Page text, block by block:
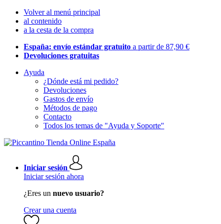
Volver al menú principal
al contenido
a la cesta de la compra
España: envío estándar gratuito a partir de 87,90 €
Devoluciones gratuitas
Ayuda
¿Dónde está mi pedido?
Devoluciones
Gastos de envío
Métodos de pago
Contacto
Todos los temas de "Ayuda y Soporte"
Iniciar sesión
Iniciar sesión ahora
¿Eres un nuevo usuario?
Crear una cuenta